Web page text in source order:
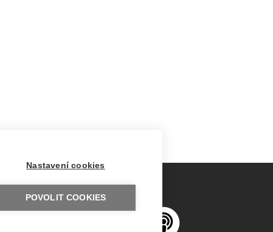
Nastavení cookies
POVOLIT COOKIES